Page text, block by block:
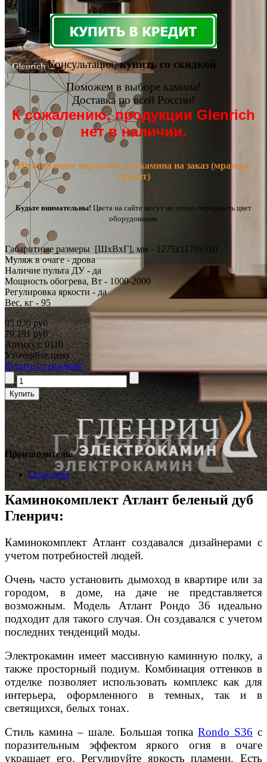
Консультация,купить со скидкой:
Поможем в выборе камина!
Доставка по всей России!
К сожалению, продукции Glenrich
нет в наличии.
Изготовление порталов для камина на заказ (мрамор/
гранит)
Будьте внимательны! Цвета на сайте могут не точно передавать цвет
оборудования.
Габаритные размеры [ШxВxГ], мм - 1275x1170x510
Муляж в очаге - дрова
Наличие пульта ДУ - да
Мощность обогрева, Вт - 1000-2000
Регулировка яркости - да
Вес, кг - 95
95 030 руб
79 191 руб
Артикул: 0110
Уточняйте цену
Купить со скидкой
Производитель:
Описание
Каминокомплект Атлант беленый дуб
Гленрич:
Каминокомплект Атлант создавался дизайнерами с
учетом потребностей людей.
Очень часто установить дымоход в квартире или за
городом, в доме, на даче не представляется
возможным. Модель Атлант Рондо 36 идеально
подходит для такого случая. Он создавался с учетом
последних тенденций моды.
Электрокамин имеет массивную каминную полку, а
также просторный подиум. Комбинация оттенков в
отделке позволяет использовать комплекс как для
интерьера, оформленного в темных, так и в
светящихся, белых тонах.
Стиль камина – шале. Большая топкаRondo S36 с
поразительным эффектом яркого огня в очаге
украшает его. Регулируйте яркость пламени. Есть